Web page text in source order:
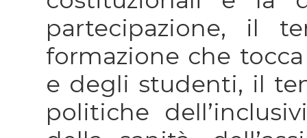
partecipazione, il
formazione che
e degli studenti, il
politiche